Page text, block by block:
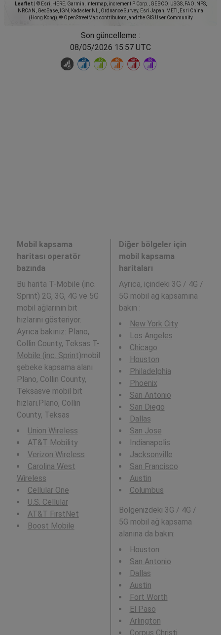
Leaflet
© Esri, HERE, Garmin, Intermap, increment P Corp., GEBCO, USGS, FAO, NPS,
NRCAN, GeoBase, IGN, Kadaster NL, Ordnance Survey, Esri Japan, METI, Esri China
(Hong Kong), © OpenStreetMap contributors, and the GIS User Community
Son güncelleme :
08/05/2026 15:57 UTC
Mobil kapsama
haritası operatör
bazında
Bu harita T-Mobile (inc.
Sprint) 2G, 3G, 4G ve 5G
mobil ağlarının bit
hızlarını gösteriyor.
Ayrıca bakınız: Plano,
Collin County, Teksas T-
Mobile (inc. Sprint)mobil
şebeke kapsama alanı
Plano, Collin County,
Teksasve mobil bit
hızları.Plano, Collin
County, Teksas
Union Wireless
AT&T Mobility
Verizon Wireless
Carolina West
Wireless
Cellular One
U.S. Cellular
AT&T FirstNet
Boost Mobile
Diğer bölgeler için
mobil kapsama
haritaları
Ayrıca, içindeki 3G / 4G /
5G mobil ağ kapsamına
bakın :
New York City
Los Angeles
Chicago
Houston
Philadelphia
Phoenix
San Antonio
San Diego
Dallas
San Jose
Indianapolis
Jacksonville
San Francisco
Austin
Columbus
Bölgenizdeki 3G / 4G /
5G mobil ağ kapsama
alanına da bakın:
Houston
San Antonio
Dallas
Austin
Fort Worth
El Paso
Arlington
Corpus Christi